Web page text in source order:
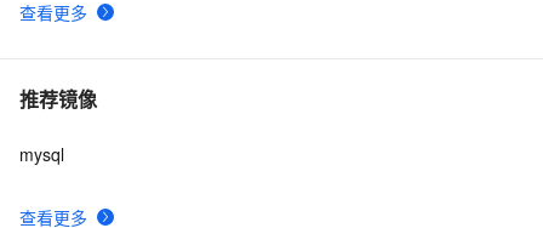
查看更多
推荐镜像
查看更多
mysql